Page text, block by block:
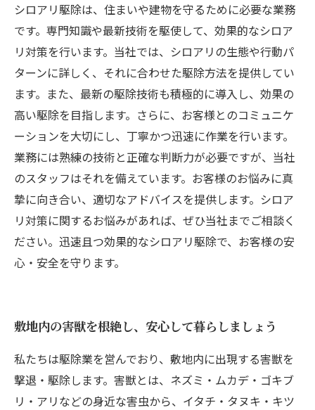
シロアリ駆除は、住まいや建物を守るために必要な業務
です。専門知識や最新技術を駆使して、効果的なシロア
リ対策を行います。当社では、シロアリの生態や行動パ
ターンに詳しく、それに合わせた駆除方法を提供してい
ます。また、最新の駆除技術も積極的に導入し、効果の
高い駆除を目指します。さらに、お客様とのコミュニケ
ーションを大切にし、丁寧かつ迅速に作業を行います。
業務には熟練の技術と正確な判断力が必要ですが、当社
のスタッフはそれを備えています。お客様のお悩みに真
摯に向き合い、適切なアドバイスを提供します。シロア
リ対策に関するお悩みがあれば、ぜひ当社までご相談く
ださい。迅速且つ効果的なシロアリ駆除で、お客様の安
心・安全を守ります。
敷地内の害獣を根絶し、安心して暮らしましょう
私たちは駆除業を営んでおり、敷地内に出現する害獣を
撃退・駆除します。害獣とは、ネズミ・ムカデ・ゴキブ
リ・アリなどの身近な害虫から、イタチ・タヌキ・キツ